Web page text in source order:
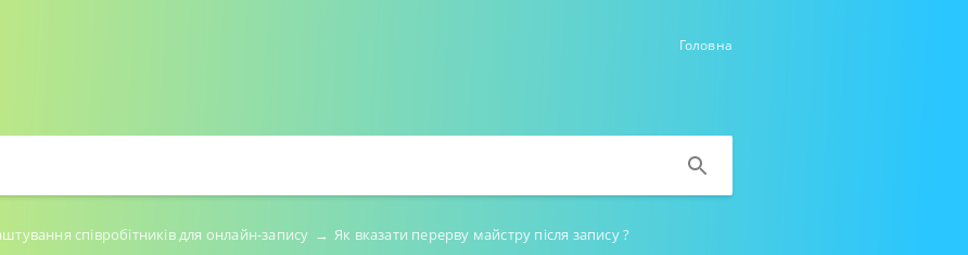
Головна
співробітників для онлайн-запису → Як вказати перерву майстру після запису ?